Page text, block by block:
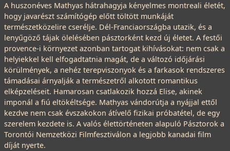
A huszonéves Mathyas hátrahagyja kényelmes montreali életét,
hogy javarészt számítógép előtt töltött munkáját
természetközelire cserélje. Dél-Franciaországba utazik, és a
lenyűgöző tájak ölelésében pásztorként kezd új életet. A festői
provence-i környezet azonban tartogat kihívásokat: nem csak a
helyiekkel kell elfogadtatnia magát, de a változó időjárási
körülmények, a nehéz terepviszonyok és a farkasok rendszeres
támadásai árnyalják a természetről alkotott romantikus
elképzeléseit. Hamarosan csatlakozik hozzá Elise, akinek
imponál a fiú eltökéltsége. Mathyas vándorútja a nyájjal ettől
kezdve nem csak évszakokon átívelő fizikai próbatétel, de egy
szerelem kezdete is. A valós élettörténeten alapuló Pásztorok a
Torontói Nemzetközi Filmfesztiválon a legjobb kanadai film
díját nyerte.